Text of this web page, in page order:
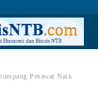
Pesawat Naik